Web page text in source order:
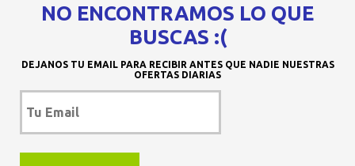
NO ENCONTRAMOS LO QUE
BUSCAS :(
DEJANOS TU EMAIL PARA RECIBIR ANTES QUE NADIE NUESTRAS
OFERTAS DIARIAS